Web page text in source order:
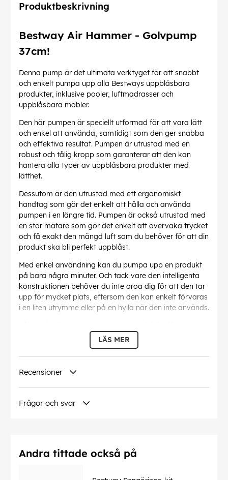
Produktbeskrivning
Bestway Air Hammer - Golvpump
37cm!
Denna pump är det ultimata verktyget för att snabbt
och enkelt pumpa upp alla Bestways uppblåsbara
produkter, inklusive pooler, luftmadrasser och
uppblåsbara möbler.
Den här pumpen är speciellt utformad för att vara lätt
och enkel att använda, samtidigt som den ger snabba
och effektiva resultat. Pumpen är utrustad med en
robust och tålig kropp som garanterar att den kan
hantera alla typer av uppblåsbara produkter med
lätthet.
Dessutom är den utrustad med ett ergonomiskt
handtag som gör det enkelt att hålla och använda
pumpen i en längre tid. Pumpen är också utrustad med
en stor mätare som gör det enkelt att övervaka trycket
och få exakt den mängd luft som du behöver för att din
produkt ska bli perfekt uppblåst.
Med enkel användning kan du pumpa upp en produkt
på bara några minuter. Och tack vare den intelligenta
konstruktionen behöver du inte oroa dig för att den tar
upp för mycket plats, eftersom den kan enkelt förvaras
i en liten utrymme eller på en hylla när den inte används.
enkel att använda, är Bestway golvpump det perfekta
- 2,8L cylinder kapacitet
- 37cm höjd
6942138923087
EAN:
LÄS MER
Recensioner
Frågor och svar
Andra tittade också på